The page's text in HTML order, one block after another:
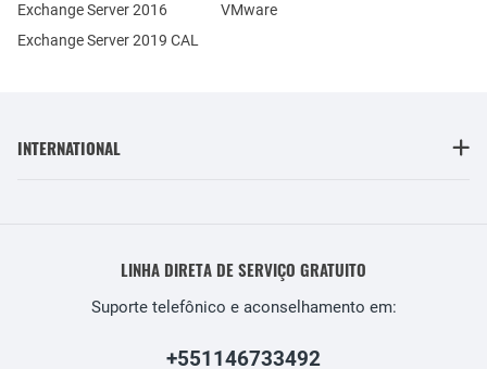
Exchange Server 2016
Exchange Server 2019 CAL
VMware
INTERNATIONAL
LINHA DIRETA DE SERVIÇO GRATUITO
Suporte telefônico e aconselhamento em:
+551146733492